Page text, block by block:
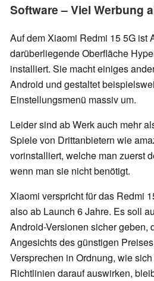
Software – Viel Werbung
Auf dem Xiaomi Redmi 15 5G ist
darüberliegende Oberfläche
installiert. Sie macht einiges
Android und gestaltet
Einstellungsmenü massiv um.
Leider sind ab Werk auch mehr
Spiele von Drittanbietern wie
vorinstalliert, welche man zuerst
wenn man sie nicht benötigt.
Xiaomi verspricht für das Redmi
also ab Launch 6 Jahre. Es soll
Android-Versionen sicher geben,
Angesichts des günstigen
Versprechen in Ordnung, wie
Richtlinien darauf auswirken,